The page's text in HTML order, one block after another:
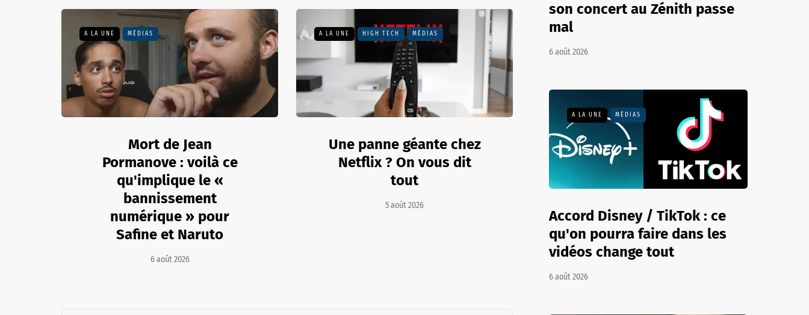
A LA UNE MÉDIAS
Mort de Jean
Pormanove : voilà ce
qu'implique le «
bannissement
numérique » pour
Safine et Naruto
6 août 2026
A LA UNE HIGH TECH MÉDIAS
Une panne géante chez
Netflix ? On vous dit
tout
5 août 2026
son concert au Zénith passe
mal
6 août 2026
A LA UNE MÉDIAS
Accord Disney / TikTok : ce
qu'on pourra faire dans les
vidéos change tout
6 août 2026